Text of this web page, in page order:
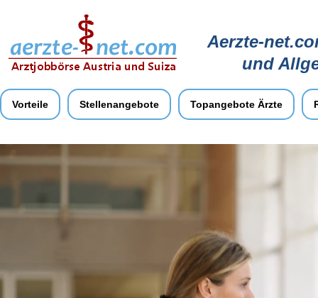
Aerzte-
und
Vorteile Stellenangebote Topangebote Ärzte